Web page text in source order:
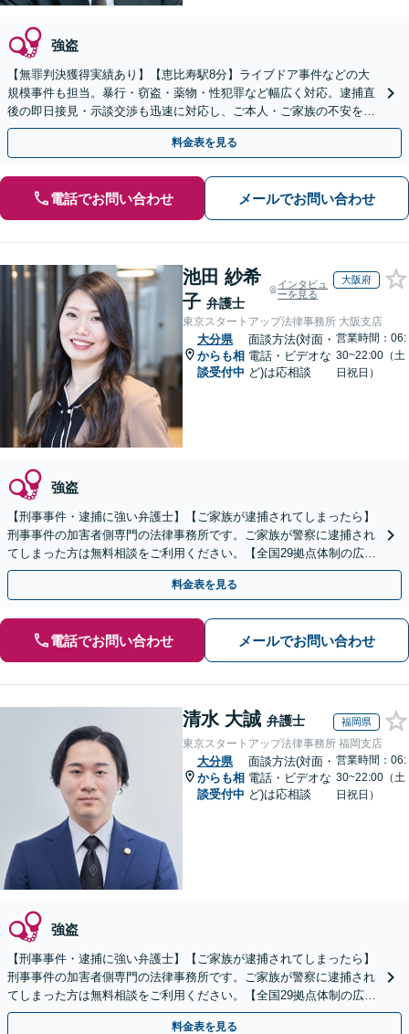
強盗
【無罪判決獲得実績あり】【恵比寿駅8分】ライブドア事件などの大
規模事件も担当。暴行・窃盗・薬物・性犯罪など幅広く対応。逮捕直
後の即日接見・示談交渉も迅速に対応し、ご本人・ご家族の不安を最
小限に抑えます。【初回相談可能】【WEB面談可能】
料金表を見る
電話でお問い合わせ メールでお問い合わせ
池田 紗希
子 弁護士
インタビュ
ーを見る
大阪府
東京スタートアップ法律事務所 大阪支店
大分県
からも相
談受付中
面談方法(対面・
電話・ビデオな
ど)は応相談
営業時間：06:
30~22:00（土
日祝日）
強盗
【刑事事件・逮捕に強い弁護士】【ご家族が逮捕されてしまったら】
刑事事件の加害者側専門の法律事務所です。ご家族が警察に逮捕され
てしまった方は無料相談をご利用ください。【全国29拠点体制の広域
対応】【弁護士待機中/当日中の電話相談可(予約制)】
料金表を見る
電話でお問い合わせ メールでお問い合わせ
清水 大誠 弁護士 福岡県
東京スタートアップ法律事務所 福岡支店
大分県
からも相
談受付中
面談方法(対面・
電話・ビデオな
ど)は応相談
営業時間：06:
30~22:00（土
日祝日）
強盗
【刑事事件・逮捕に強い弁護士】【ご家族が逮捕されてしまったら】
刑事事件の加害者側専門の法律事務所です。ご家族が警察に逮捕され
てしまった方は無料相談をご利用ください。【全国29拠点体制の広域
対応】【弁護士待機中/当日中の電話相談可(予約制)】
料金表を見る